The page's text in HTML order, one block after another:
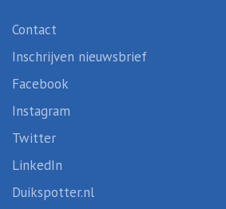
Contact
Inschrijven nieuwsbrief
Facebook
Instagram
Twitter
LinkedIn
Duikspotter.nl